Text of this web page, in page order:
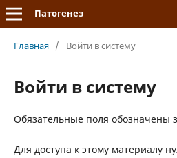
Патогенез
Главная / Войти в систему
Войти в систему
Обязательные поля обозначены
Для доступа к этому материалу